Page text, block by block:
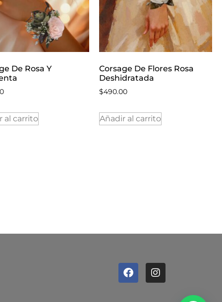
De Rosa Y
al carrito
Corsage De Flores Rosa
Deshidratada
$490.00
Añadir al carrito